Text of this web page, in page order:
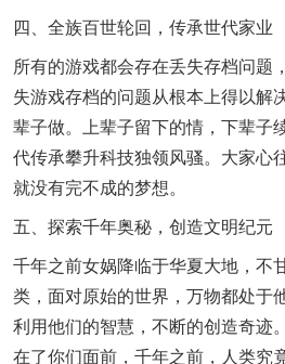
四、全族百世轮回，传承世代家业
所有的游戏都会存在丢失存档问题
失游戏存档的问题从根本上得以解
辈子做。上辈子留下的情，下辈子
代传承攀升科技独领风骚。大家心
就没有完不成的梦想。
五、探索千年奥秘，创造文明纪元
千年之前女娲降临于华夏大地，不
类，面对原始的世界，万物都处于
利用他们的智慧，不断的创造奇迹
在了你们面前，千年之前，人类究